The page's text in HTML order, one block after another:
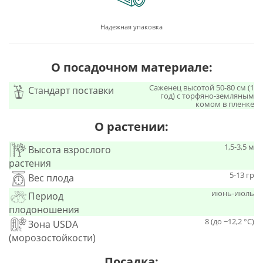
Надежная упаковка
О посадочном материале:
Стандарт поставки Саженец высотой 50-80 см (1
год) с торфяно-земляным
комом в пленке
О растении:
Высота взрослого
растения
1,5-3,5 м
Вес плода 5-13 гр
Период
плодоношения
июнь-июль
Зона USDA
(морозостойкости)
8 (до −12,2 °C)